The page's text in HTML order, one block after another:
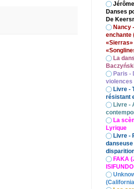
◯
Danses
De
◯ Nancy
enchante
◯ La
◯ Paris -
violences
◯ Livre -
résistant
◯ Livre -
◯ La
Lyrique
◯ Livre -
◯ FAKA
◯